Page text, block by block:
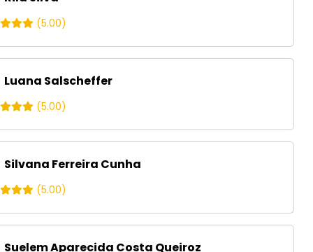
(5.00)
Luana Salscheffer
(5.00)
Silvana Ferreira Cunha
(5.00)
Suelem Aparecida Costa Queiroz